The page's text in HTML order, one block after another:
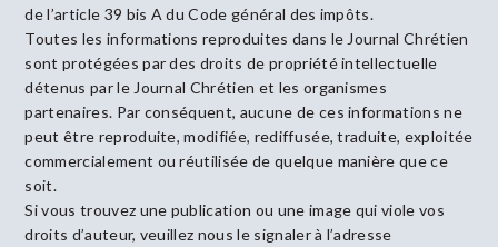
de l’article 39 bis A du Code général des impôts.
Toutes les informations reproduites dans le Journal Chrétien
sont protégées par des droits de propriété intellectuelle
détenus par le Journal Chrétien et les organismes
partenaires. Par conséquent, aucune de ces informations ne
peut être reproduite, modifiée, rediffusée, traduite, exploitée
commercialement ou réutilisée de quelque manière que ce
soit.
Si vous trouvez une publication ou une image qui viole vos
droits d’auteur, veuillez nous le signaler à l’adresse